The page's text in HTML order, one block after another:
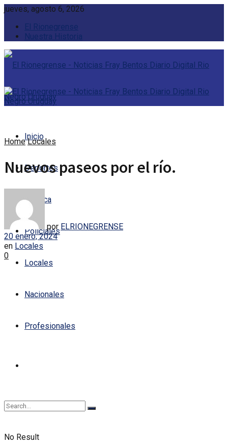
jueves, agosto 6, 2026
El Rionegrense
Nuestra Historia
Inicio
Deportes
Política
Policiales
Locales
Nacionales
Profesionales
No Result
Home Locales
Nuevos paseos por el río.
por ELRIONEGRENSE
20 enero, 2024
en Locales
0